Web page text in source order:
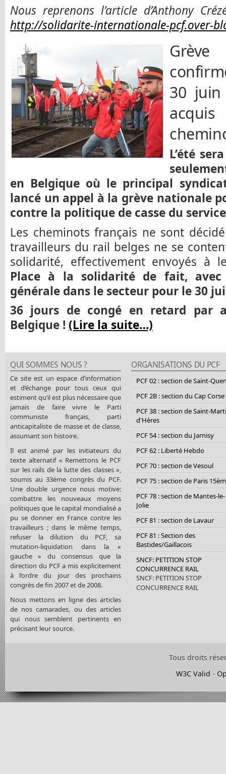
Nous reprenons l’article d’Anthony
http://solidarite-internationale-pcf.over-
30
L’été
en Belgique où le principal
lancé un appel à la grève nationale
contre la politique de casse du
Les cheminots français ne sont
travailleurs du rail belges ne se
solidarité, effectivement envoyés à
Place à la solidarité de fait,
générale dans le secteur pour le 30
36 jours de congé en retard par
Belgique ! (Lire la suite…)
QUI SOMMES NOUS ?
Ce site est un espace d’information
et d’échange pour tous ceux qui
estiment qu’il est plus nécessaire que
jamais de faire vivre le Parti
communiste français, parti
anticapitaliste de masse et de classe,
assumant son histoire.
Il est animé par les initiateurs du
texte alternatif « Remettons le PCF
sur les rails de la lutte des classes »,
soumis au 33ème congrès du PCF.
Une double urgence nous motive:
combattre les nouveaux moyens
politiques que le capital mondialisé a
pu se donner en France contre les
travailleurs ; dans le même temps,
refuser la dilution du PCF, sa
mutation-liquidation dans la «
gauche » du consensus que la
direction du PCF a mis explicitement
à l’ordre du jour des prochains
congrès de fin 2007 et de 2008.
Nous mettons en ligne des articles
de nos camarades, ou des articles
qui nous semblent pertinents en
précisant leur source.
ORGANISATIONS DU PCF
PCF 02 : section de Saint-
PCF 2B : section du Cap Corse
PCF 38 : section de Saint-
d'Hères
PCF 54 : section du Jarnisy
PCF 62 : Liberté Hebdo
PCF 70 : section de Vesoul
PCF 75 : section de Paris
PCF 78 : section de Mantes-le-
Jolie
PCF 81 : section de Lavaur
PCF 81 : Section des
Bastides/Gaillacois
SNCF: PETITION STOP
CONCURRENCE RAIL
SNCF: PETITION STOP
CONCURRENCE RAIL
Tous droits
W3C Valid -